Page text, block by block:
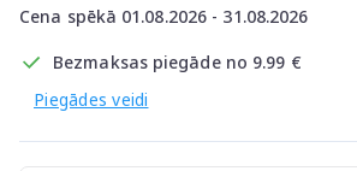
Cena spēkā 01.08.2026 - 31.08.2026
Bezmaksas piegāde no 9.99 €
Piegādes veidi